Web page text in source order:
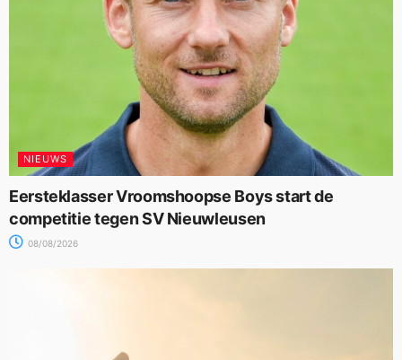
NIEUWS
Eersteklasser Vroomshoopse Boys start de
competitie tegen SV Nieuwleusen
08/08/2026